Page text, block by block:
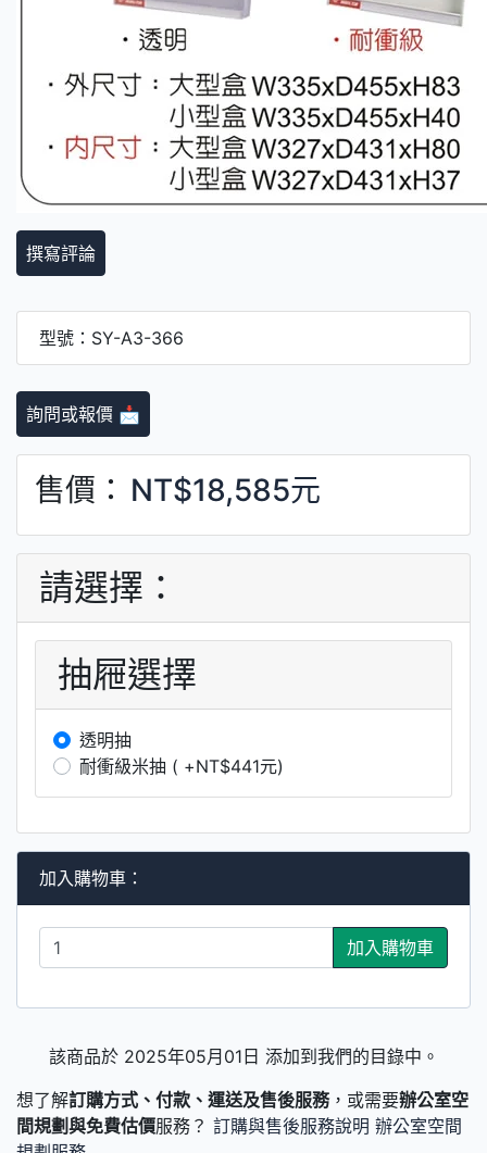
撰寫評論
型號：SY-A3-366
詢問或報價 📩
售價： NT$18,585元
請選擇：
抽屜選擇
透明抽
耐衝級米抽 ( +NT$441元)
加入購物車：
加入購物車
該商品於 2025年05月01日 添加到我們的目錄中。
想了解訂購方式、付款、運送及售後服務，或需要辦公室空
間規劃與免費估價服務？ 訂購與售後服務說明 辦公室空間